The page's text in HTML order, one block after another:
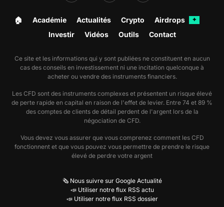
🏠︎ Académie Actualités Crypto Airdrops ✦
Investir Vidéos Outils Contact
Ce site et les informations qui y sont publiées ne constituent en aucun
cas des conseils en investissement ni une incitation quelconque à
acheter ou vendre des instruments financiers.
Les CFD sont des instruments complexes et présentent un risque élevé
de perte rapide en capital en raison de l'effet de levier. Entre 74 et 89 %
des comptes de clients de détail perdent de l'argent lors de la
négociation de CFD.
Vous devez vous assurer que vous comprenez comment les CFD
fonctionnent et que vous pouvez vous permettre de prendre le risque
élevé de perdre votre argent
🗞️ Nous suivre sur Google Actualité
📣 Utiliser notre flux RSS actu
📣 Utiliser notre flux RSS dossier